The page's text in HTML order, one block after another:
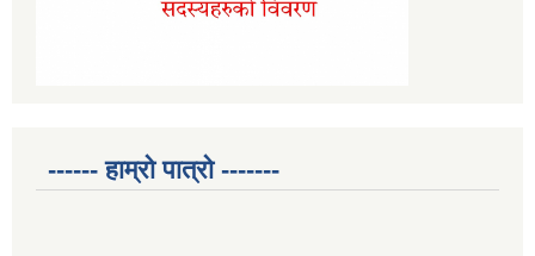
------ हाम्रो पात्रो -------